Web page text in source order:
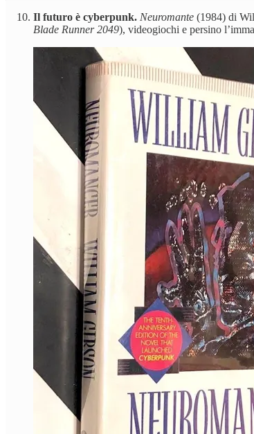
Il futuro è cyberpunk. Neuromante (1984) di
Blade Runner 2049), videogiochi e persino